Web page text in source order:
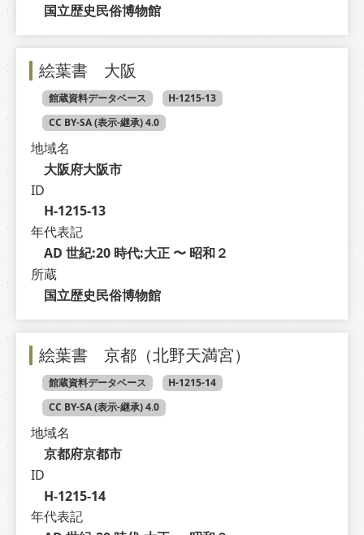
国立歴史民俗博物館
絵葉書 大阪
館蔵資料データベース
H-1215-13
CC BY-SA (表示-継承) 4.0
地域名
大阪府大阪市
ID
H-1215-13
年代表記
AD 世紀:20 時代:大正 〜 昭和２
所蔵
国立歴史民俗博物館
絵葉書 京都（北野天満宮）
館蔵資料データベース
H-1215-14
CC BY-SA (表示-継承) 4.0
地域名
京都府京都市
ID
H-1215-14
年代表記